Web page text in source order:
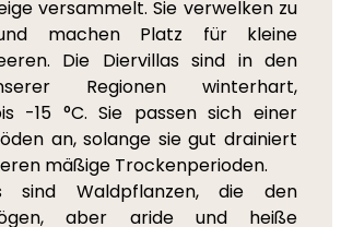
versammelt. Sie verwelken zu
machen Platz für kleine
Die Diervillas sind in den
Regionen winterhart,
-15 °C. Sie passen sich einer
an, solange sie gut drainiert
mäßige Trockenperioden.
sind Waldpflanzen, die den
aber aride und heiße